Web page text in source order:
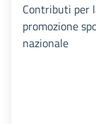
Contributi per
promozione
nazionale